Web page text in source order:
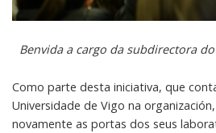
Benvida a cargo da subdirectora
Como parte desta iniciativa, que
Universidade de Vigo na
novamente as portas dos seus